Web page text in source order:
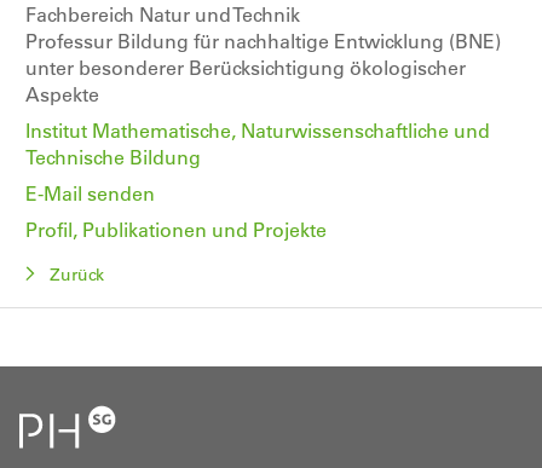
Fachbereich Natur und Technik
Professur Bildung für nachhaltige Entwicklung (BNE)
unter besonderer Berücksichtigung ökologischer
Aspekte
Institut Mathematische, Naturwissenschaftliche und
Technische Bildung
E-Mail senden
Profil, Publikationen und Projekte
Zurück